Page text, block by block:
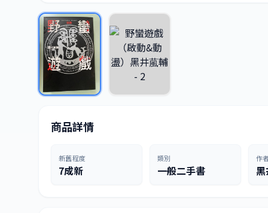
商品詳情
新舊程度
7成新
類別
一般二手書
作